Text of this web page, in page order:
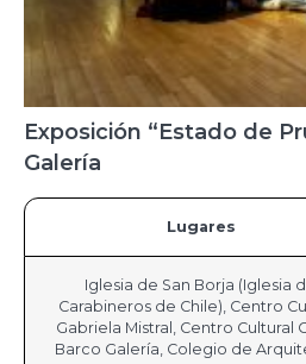
Exposición “Estado de
Galería
Lugares
Iglesia de San Borja (Iglesia
Carabineros de Chile), Centro
Gabriela Mistral, Centro Cultural
Barco Galería, Colegio de